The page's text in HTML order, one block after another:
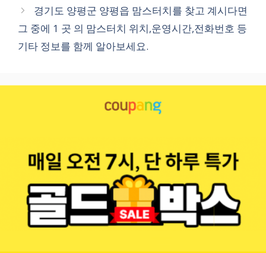
경기도 양평군 양평읍 맘스터치를 찾고 계시다면
그 중에 1 곳 의 맘스터치 위치,운영시간,전화번호 등
기타 정보를 함께 알아보세요.